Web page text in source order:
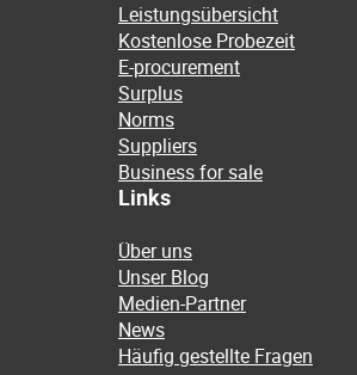
Leistungsübersicht
Kostenlose Probezeit
E-procurement
Surplus
Norms
Suppliers
Business for sale
Links
Über uns
Unser Blog
Medien-Partner
News
Häufig gestellte Fragen